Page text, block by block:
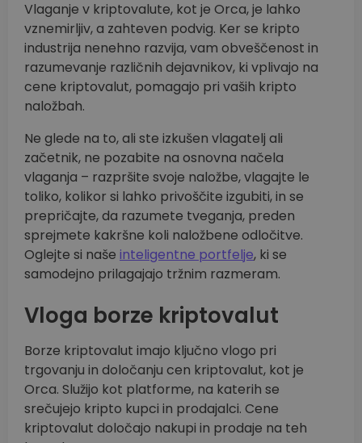
Vlaganje v kriptovalute, kot je Orca, je lahko
vznemirljiv, a zahteven podvig. Ker se kripto
industrija nenehno razvija, vam obveščenost in
razumevanje različnih dejavnikov, ki vplivajo na
cene kriptovalut, pomagajo pri vaših kripto
naložbah.
Ne glede na to, ali ste izkušen vlagatelj ali
začetnik, ne pozabite na osnovna načela
vlaganja – razpršite svoje naložbe, vlagajte le
toliko, kolikor si lahko privoščite izgubiti, in se
prepričajte, da razumete tveganja, preden
sprejmete kakršne koli naložbene odločitve.
Oglejte si naše inteligentne portfelje, ki se
samodejno prilagajajo tržnim razmeram.
Vloga borze kriptovalut
Borze kriptovalut imajo ključno vlogo pri
trgovanju in določanju cen kriptovalut, kot je
Orca. Služijo kot platforme, na katerih se
srečujejo kripto kupci in prodajalci. Cene
kriptovalut določajo nakupi in prodaje na teh